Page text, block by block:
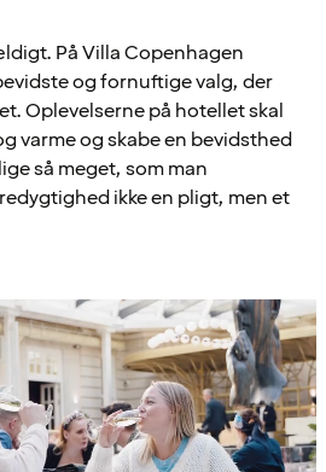
På Villa Copenhagen
og fornuftige valg, der
Oplevelserne på hotellet skal
varme og skabe en bevidsthed
så meget, som man
ikke en pligt, men et